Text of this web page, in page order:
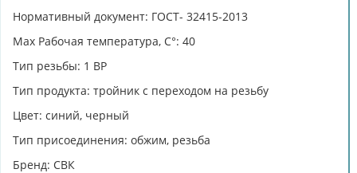
Нормативный документ: ГОСТ- 32415-2013
Max Рабочая температура, C°: 40
Тип резьбы: 1 ВР
Тип продукта: тройник с переходом на резьбу
Цвет: синий, черный
Тип присоединения: обжим, резьба
Бренд: СВК